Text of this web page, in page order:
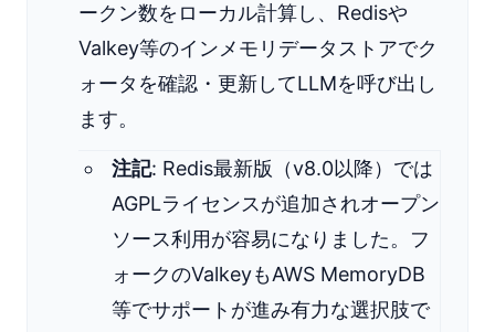
ークン数をローカル計算し、Redisや
Valkey等のインメモリデータストアでク
ォータを確認・更新してLLMを呼び出し
ます。
注記: Redis最新版（v8.0以降）では
AGPLライセンスが追加されオープン
ソース利用が容易になりました。フ
ォークのValkeyもAWS MemoryDB
等でサポートが進み有力な選択肢で